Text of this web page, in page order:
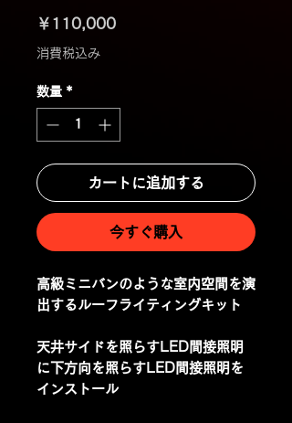
￥110,000価
消費税込み
数量 *
カートに追加する
今すぐ購入
高級ミニバンのような室内空間を演
出するルーフライティングキット
天井サイドを照らすLED間接照明
に下方向を照らすLED間接照明を
インストール